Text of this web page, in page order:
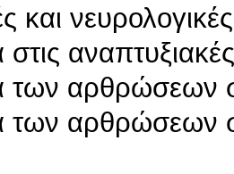
και
αναπτυξιακές
των αρθρώσεων
αρθρώσεων